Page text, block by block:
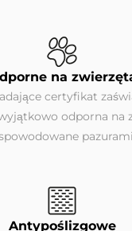
na
certyfikat
odporna na
Antypoślizgowe